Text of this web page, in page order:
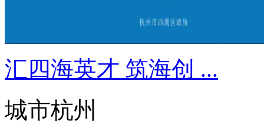
汇四海英才 筑海创 ...
城市杭州